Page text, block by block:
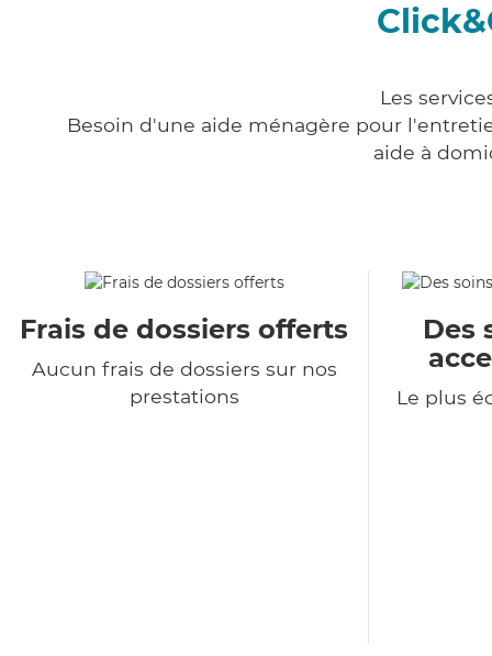
Les
Besoin d'une aide ménagère pour
aide à
Frais de dossiers offerts
Aucun frais de dossiers sur nos
prestations
Des
Le plus